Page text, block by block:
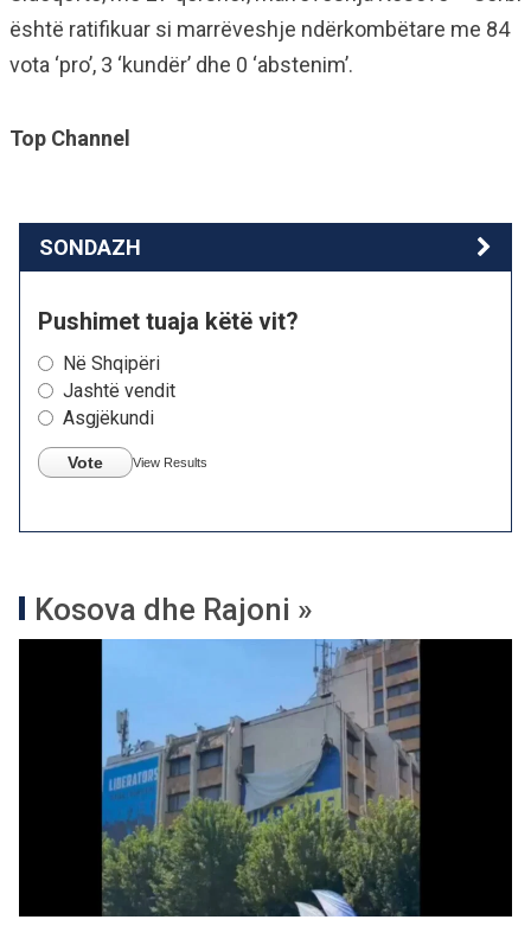
është ratifikuar si marrëveshje ndërkombëtare me 84
vota ‘pro’, 3 ‘kundër’ dhe 0 ‘abstenim’.
Top Channel
SONDAZH
Pushimet tuaja këtë vit?
Në Shqipëri
Jashtë vendit
Asgjëkundi
Vote View Results
Kosova dhe Rajoni »